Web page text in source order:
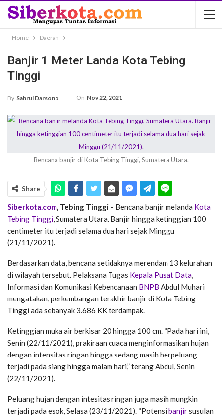
Home Daerah
Banjir 1 Meter Landa Kota Tebing
Tinggi
By Sahrul Darsono On Nov 22, 2021
Bencana banjir di Kota Tebing Tinggi, Sumatera Utara.
Share
Siberkota.com, Tebing Tinggi – Bencana banjir melanda Kota
Tebing Tinggi, Sumatera Utara. Banjir hingga ketinggian 100
centimeter itu terjadi selama dua hari sejak Minggu
(21/11/2021).
Berdasarkan data, bencana setidaknya merendam 13 kelurahan
di wilayah tersebut. Pelaksana Tugas Kepala Pusat Data,
Informasi dan Komunikasi Kebencanaan BNPB Abdul Muhari
mengatakan, perkembangan terakhir banjir di Kota Tebing
Tinggi ada sebanyak 3.686 KK terdampak.
Ketinggian muka air berkisar 20 hingga 100 cm. “Pada hari ini,
Senin (22/11/2021), prakiraan cuaca menginformasikan hujan
dengan intensitas ringan hingga sedang masih berpeluang
terjadi pada siang hingga malam hari,” terang Abdul, Senin
(22/11/2021).
Peluang hujan dengan intesitas ringan juga masih mungkin
terjadi pada esok, Selasa (23/11/2021). “Potensi banjirsusulan